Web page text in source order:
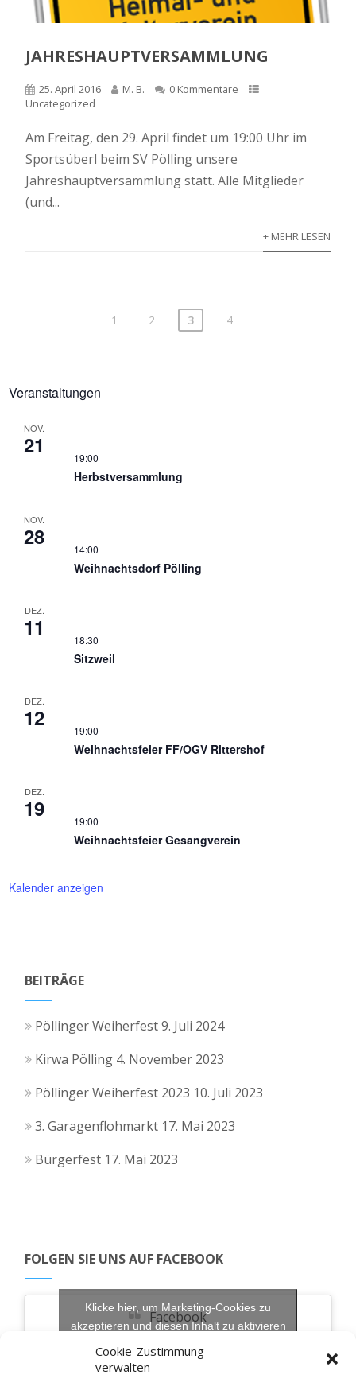
Cookie-Zustimmung
verwalten
JAHRESHAUPTVERSAMMLUNG
25. April 2016 M. B.
0 Kommentare
Uncategorized
Am Freitag, den 29. April findet um 19:00 Uhr im
Sportsüberl beim SV Pölling unsere
Jahreshauptversammlung statt. Alle Mitglieder
(und...
+ MEHR LESEN
1 2 3 4
Veranstaltungen
NOV.
21 19:00
Herbstversammlung
NOV.
28 14:00
Weihnachtsdorf Pölling
DEZ.
11 18:30
Sitzweil
DEZ.
12 19:00
Weihnachtsfeier FF/OGV Rittershof
DEZ.
19 19:00
Weihnachtsfeier Gesangverein
Kalender anzeigen
BEITRÄGE
Pöllinger Weiherfest9. Juli 2024
Kirwa Pölling 4. November 2023
Pöllinger Weiherfest 2023 10. Juli 2023
3. Garagenflohmarkt 17. Mai 2023
Bürgerfest 17. Mai 2023
FOLGEN SIE UNS AUF FACEBOOK
Facebook
Klicke hier, um Marketing-Cookies zu
akzeptieren und diesen Inhalt zu aktivieren